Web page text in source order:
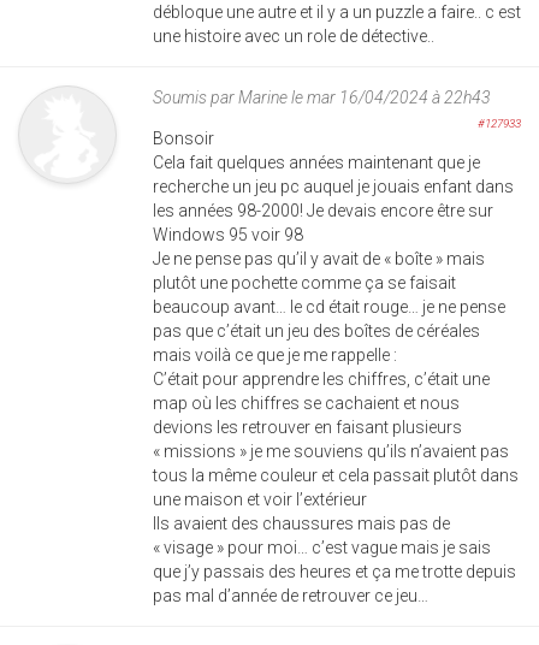
débloque une autre et il y a un puzzle a faire.. c est
une histoire avec un role de détective..
Soumis parMarinele mar 16/04/2024 à 22h43
#127933
Bonsoir
Cela fait quelques années maintenant que je
recherche un jeu pc auquel je jouais enfant dans
les années 98-2000! Je devais encore être sur
Windows 95 voir 98
Je ne pense pas qu’il y avait de « boîte » mais
plutôt une pochette comme ça se faisait
beaucoup avant… le cd était rouge… je ne pense
pas que c’était un jeu des boîtes de céréales
mais voilà ce que je me rappelle :
C’était pour apprendre les chiffres, c’était une
map où les chiffres se cachaient et nous
devions les retrouver en faisant plusieurs
« missions » je me souviens qu’ils n’avaient pas
tous la même couleur et cela passait plutôt dans
une maison et voir l’extérieur
Ils avaient des chaussures mais pas de
« visage » pour moi… c’est vague mais je sais
que j’y passais des heures et ça me trotte depuis
pas mal d’année de retrouver ce jeu…